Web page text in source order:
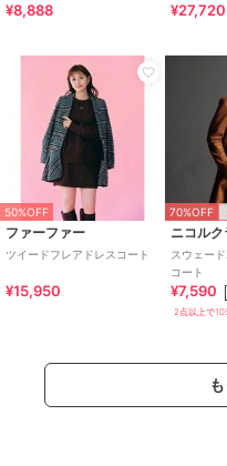
¥8,888 ¥27,720
50%OFF
ファーファー
ツイードフレアドレスコート
¥15,950
70%OFF
ニコル
スウェー
コート
¥7,590
2点以上で